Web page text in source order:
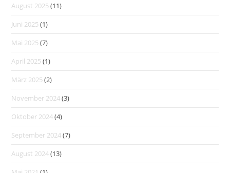
August 2025(11)
Juni 2025(1)
Mai 2025(7)
April 2025(1)
März 2025(2)
November 2024(3)
Oktober 2024(4)
September 2024(7)
August 2024(13)